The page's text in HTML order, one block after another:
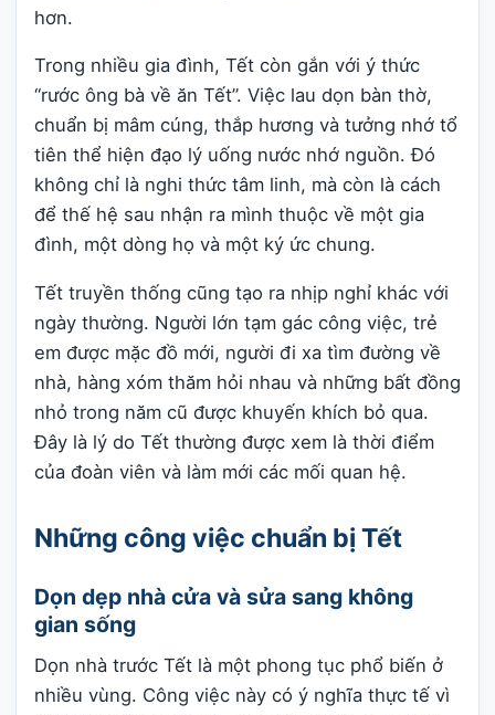
hơn.
Trong nhiều gia đình, Tết còn gắn với ý thức
“rước ông bà về ăn Tết”. Việc lau dọn bàn thờ,
chuẩn bị mâm cúng, thắp hương và tưởng nhớ tổ
tiên thể hiện đạo lý uống nước nhớ nguồn. Đó
không chỉ là nghi thức tâm linh, mà còn là cách
để thế hệ sau nhận ra mình thuộc về một gia
đình, một dòng họ và một ký ức chung.
Tết truyền thống cũng tạo ra nhịp nghỉ khác với
ngày thường. Người lớn tạm gác công việc, trẻ
em được mặc đồ mới, người đi xa tìm đường về
nhà, hàng xóm thăm hỏi nhau và những bất đồng
nhỏ trong năm cũ được khuyến khích bỏ qua.
Đây là lý do Tết thường được xem là thời điểm
của đoàn viên và làm mới các mối quan hệ.
Những công việc chuẩn bị Tết
Dọn dẹp nhà cửa và sửa sang không
gian sống
Dọn nhà trước Tết là một phong tục phổ biến ở
nhiều vùng. Công việc này có ý nghĩa thực tế vì